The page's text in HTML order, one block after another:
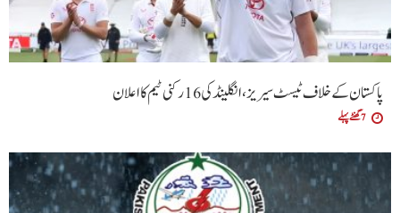
پاکستان کے خلاف ٹیسٹ سیریز، انگلینڈ کی 16 رکنی ٹیم کا اعلان
7 گھنٹے پہلے